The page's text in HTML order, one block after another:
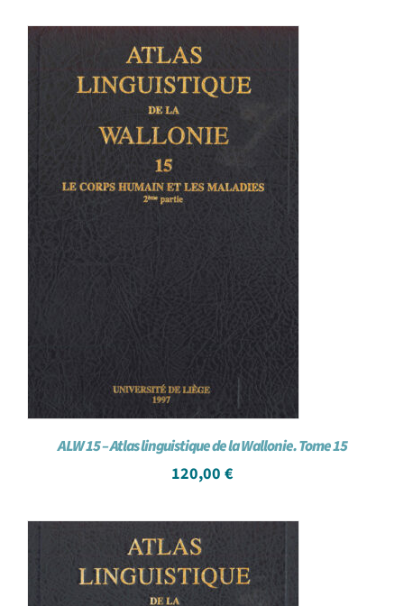
ALW 15 – Atlas linguistique de la Wallonie. Tome 15
120,00 €